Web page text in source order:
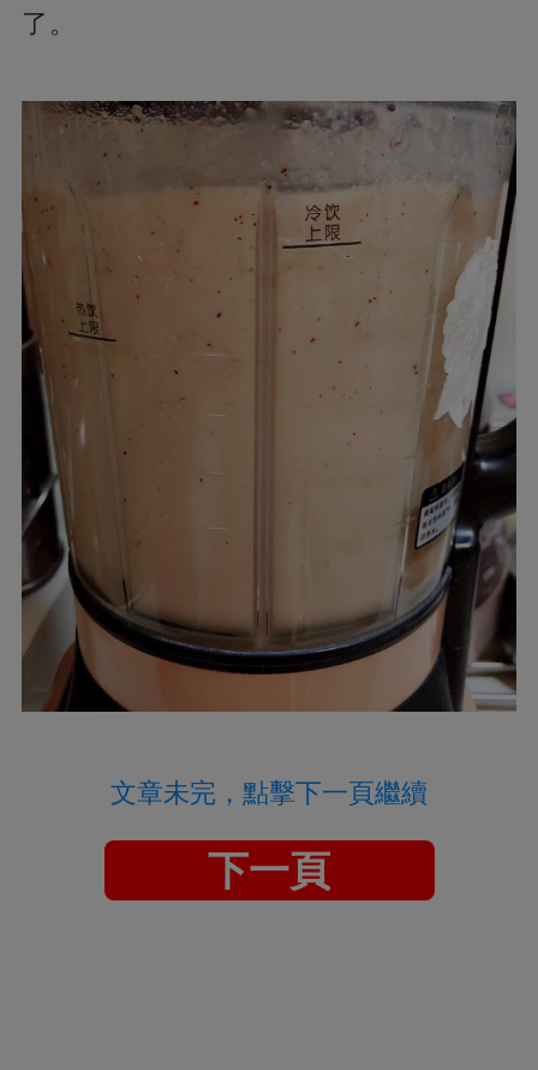
了。
文章未完，點擊下一頁繼續
下一頁